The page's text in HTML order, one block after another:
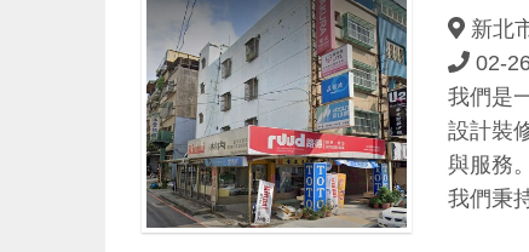
新北
02-
我們是
設計裝
與服務
我們秉